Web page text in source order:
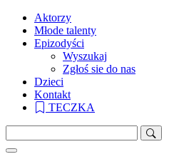
Aktorzy
Młode talenty
Epizodyści
Wyszukaj
Zgłoś sie do nas
Dzieci
Kontakt
TECZKA